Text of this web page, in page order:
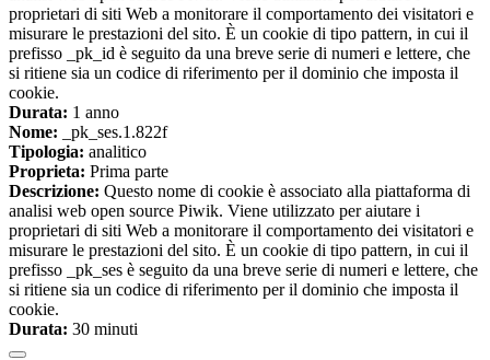
proprietari di siti Web a monitorare il comportamento dei visitatori e
misurare le prestazioni del sito. È un cookie di tipo pattern, in cui il
prefisso _pk_id è seguito da una breve serie di numeri e lettere, che
si ritiene sia un codice di riferimento per il dominio che imposta il
cookie.
Durata: 1 anno
Nome: _pk_ses.1.822f
Tipologia: analitico
Proprieta: Prima parte
Descrizione: Questo nome di cookie è associato alla piattaforma di
analisi web open source Piwik. Viene utilizzato per aiutare i
proprietari di siti Web a monitorare il comportamento dei visitatori e
misurare le prestazioni del sito. È un cookie di tipo pattern, in cui il
prefisso _pk_ses è seguito da una breve serie di numeri e lettere, che
si ritiene sia un codice di riferimento per il dominio che imposta il
cookie.
Durata: 30 minuti